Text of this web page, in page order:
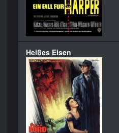
Heißes Eisen